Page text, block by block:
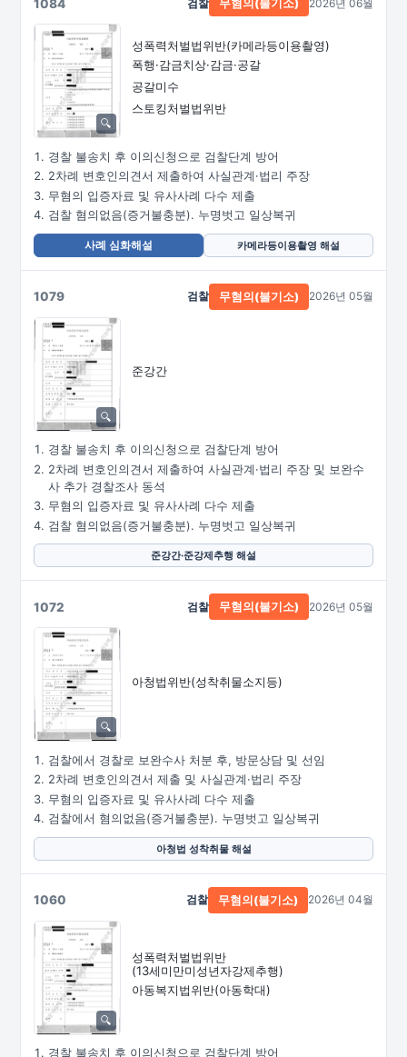
1084
성폭력처벌법위반(카메라등이용촬영)
폭행·감금치상·감금·공갈
공갈미수
스토킹처벌법위반
검찰 무혐의(불기소) 2026년 06월
경찰 불송치 후 이의신청으로 검찰단계 방어
2차례 변호인의견서 제출하여 사실관계·법리 주장
무혐의 입증자료 및 유사사례 다수 제출
검찰 혐의없음(증거불충분). 누명벗고 일상복귀
사례 심화해설 카메라등이용촬영 해설
1079
준강간
검찰 무혐의(불기소) 2026년 05월
경찰 불송치 후 이의신청으로 검찰단계 방어
2차례 변호인의견서 제출하여 사실관계·법리 주장 및 보완수
사 추가 경찰조사 동석
무혐의 입증자료 및 유사사례 다수 제출
검찰 혐의없음(증거불충분). 누명벗고 일상복귀
준강간·준강제추행 해설
1072
아청법위반(성착취물소지등)
검찰 무혐의(불기소) 2026년 05월
검찰에서 경찰로 보완수사 처분 후, 방문상담 및 선임
2차례 변호인의견서 제출 및 사실관계·법리 주장
무혐의 입증자료 및 유사사례 다수 제출
검찰에서 혐의없음(증거불충분). 누명벗고 일상복귀
아청법 성착취물 해설
1060
성폭력처벌법위반
(13세미만미성년자강제추행)
아동복지법위반(아동학대)
검찰 무혐의(불기소) 2026년 04월
경찰 불송치 후 이의신청으로 검찰단계 방어